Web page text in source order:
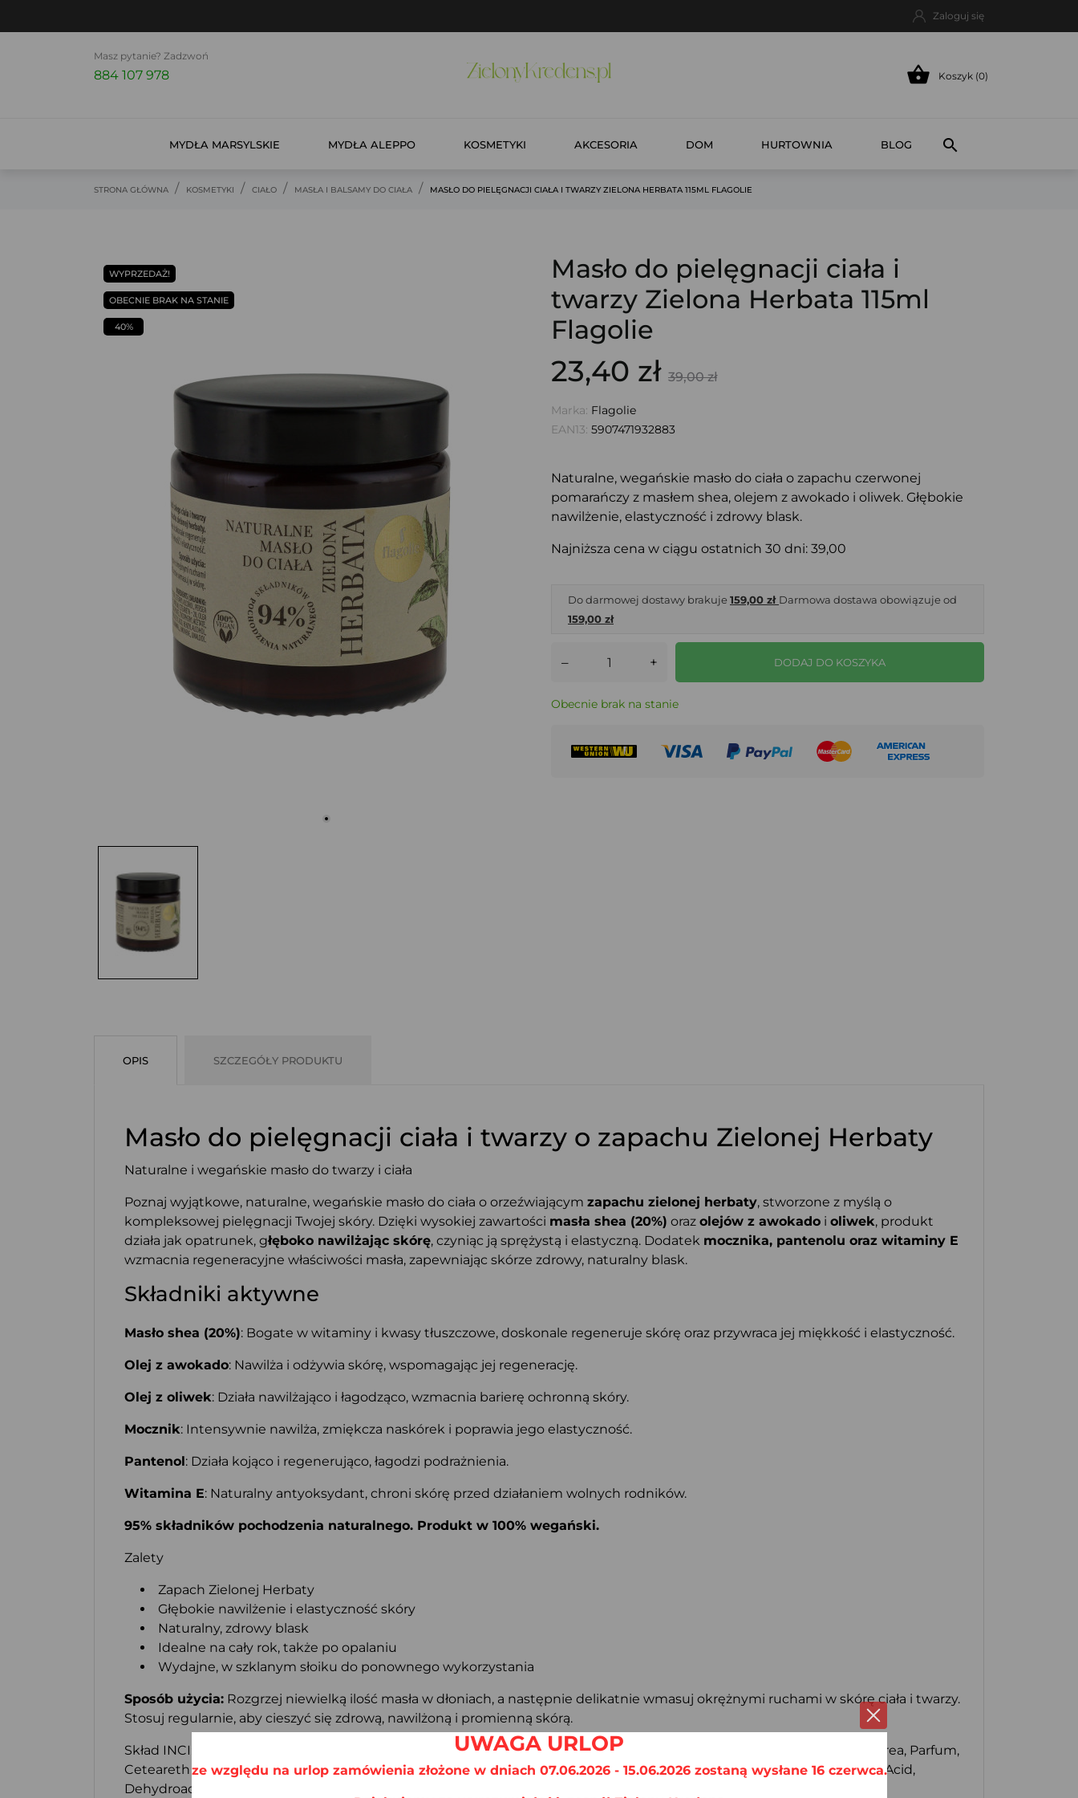
Zaloguj się
Masz pytanie? Zadzwoń
884 107 978  Koszyk (0)
MYDŁA MARSYLSKIE MYDŁA ALEPPO KOSMETYKI AKCESORIA DOM HURTOWNIA BLOG 
STRONA GŁÓWNA KOSMETYKI CIAŁO MASŁA I BALSAMY DO CIAŁA MASŁO DO PIELĘGNACJI CIAŁA I TWARZY ZIELONA HERBATA 115ML FLAGOLIE
WYPRZEDAŻ!
OBECNIE BRAK NA STANIE
40%
Masło do pielęgnacji ciała i
twarzy Zielona Herbata 115ml
Flagolie
23,40 zł 39,00 zł
Marka: Flagolie
EAN13: 5907471932883
Naturalne, wegańskie masło do ciała o zapachu czerwonej
pomarańczy z masłem shea, olejem z awokado i oliwek. Głębokie
nawilżenie, elastyczność i zdrowy blask.
Najniższa cena w ciągu ostatnich 30 dni: 39,00
Do darmowej dostawy brakuje 159,00 zł Darmowa dostawa obowiązuje od
159,00 zł
– + DODAJ DO KOSZYKA
Obecnie brak na stanie
OPIS SZCZEGÓŁY PRODUKTU
Masło do pielęgnacji ciała i twarzy o zapachu Zielonej Herbaty
Naturalne i wegańskie masło do twarzy i ciała
Poznaj wyjątkowe, naturalne, wegańskie masło do ciała o orzeźwiającym zapachu zielonej herbaty, stworzone z myślą o
kompleksowej pielęgnacji Twojej skóry. Dzięki wysokiej zawartości masła shea (20%) oraz olejów z awokado i oliwek, produkt
działa jak opatrunek, głęboko nawilżając skórę, czyniąc ją sprężystą i elastyczną. Dodatek mocznika, pantenolu oraz witaminy E
wzmacnia regeneracyjne właściwości masła, zapewniając skórze zdrowy, naturalny blask.
Składniki aktywne
Masło shea (20%): Bogate w witaminy i kwasy tłuszczowe, doskonale regeneruje skórę oraz przywraca jej miękkość i elastyczność.
Olej z awokado: Nawilża i odżywia skórę, wspomagając jej regenerację.
Olej z oliwek: Działa nawilżająco i łagodząco, wzmacnia barierę ochronną skóry.
Mocznik: Intensywnie nawilża, zmiękcza naskórek i poprawia jego elastyczność.
Pantenol: Działa kojąco i regenerująco, łagodzi podrażnienia.
Witamina E: Naturalny antyoksydant, chroni skórę przed działaniem wolnych rodników.
95% składników pochodzenia naturalnego. Produkt w 100% wegański.
Zalety
Zapach Zielonej Herbaty
Głębokie nawilżenie i elastyczność skóry
Naturalny, zdrowy blask
Idealne na cały rok, także po opalaniu
Wydajne, w szklanym słoiku do ponownego wykorzystania
Sposób użycia: Rozgrzej niewielką ilość masła w dłoniach, a następnie delikatnie wmasuj okrężnymi ruchami w skórę ciała i twarzy.
Stosuj regularnie, aby cieszyć się zdrową, nawilżoną i promienną skórą.
Skład INCI: Aqua, Butyrospermum Parkii Butter, Glycerin, Cetearyl Alcohol, Persea Gratissima Oil, Glyceryl Stearate SE, Urea, Parfum,
Ceteareth – 20, Olea Europaea Fruit Oil, Panthenol, Sodium Polyacrylate, Tocopheryl Acetate, Phenoxyethanol, Benzoic Acid,
Dehydroacetic Acid, Benzyl Salicylate, Citral, Citronellol, Hexyl Cinnamal, Hydroxycitronellal, Limonene, Linalool
UWAGA URLOP
ze względu na urlop zamówienia złożone w dniach 07.06.2026 - 15.06.2026 zostaną wysłane 16 czerwca.